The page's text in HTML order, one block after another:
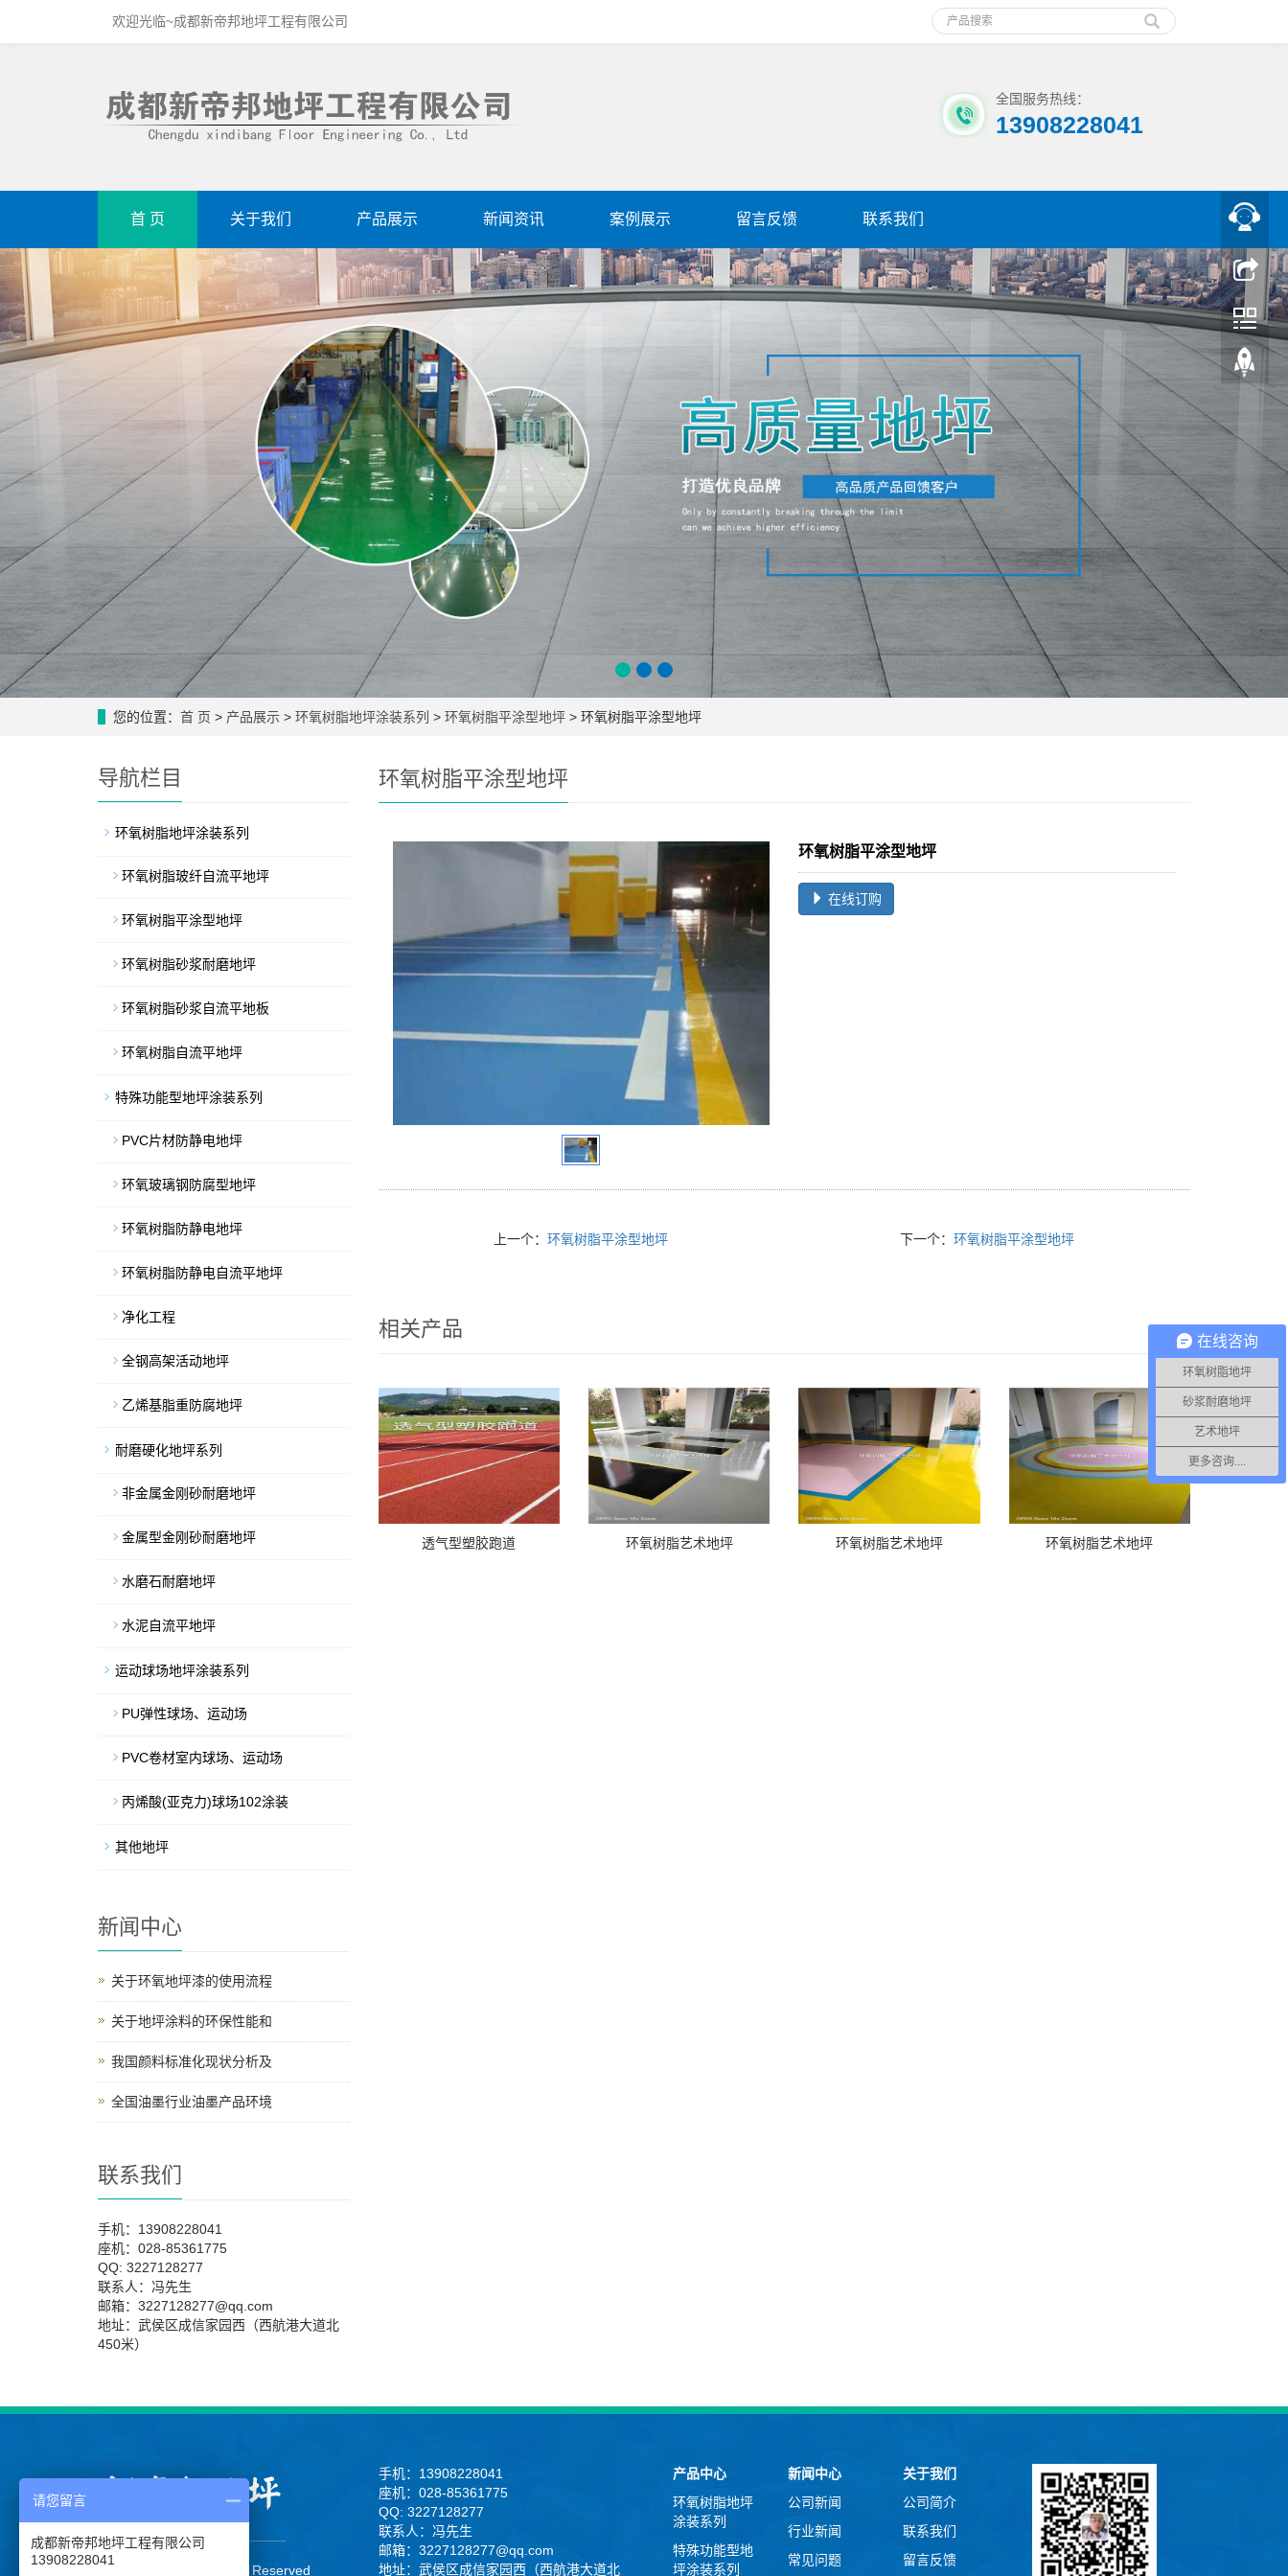
欢迎光临~成都新帝邦地坪工程有限公司
全国服务热线：
13908228041
首 页 关于我们 产品展示 新闻资讯 案例展示 留言反馈 联系我们
您的位置： 首 页 > 产品展示 > 环氧树脂地坪涂装系列 > 环氧树脂平涂型地坪 > 环氧树脂平涂型地坪
环氧树脂平涂型地坪
环氧树脂平涂型地坪
在线订购
上一个：环氧树脂平涂型地坪 下一个：环氧树脂平涂型地坪
相关产品
透气型塑胶跑道 环氧树脂艺术地坪 环氧树脂艺术地坪 环氧树脂艺术地坪
导航栏目
环氧树脂地坪涂装系列
环氧树脂玻纤自流平地坪
环氧树脂平涂型地坪
环氧树脂砂浆耐磨地坪
环氧树脂砂浆自流平地板
环氧树脂自流平地坪
特殊功能型地坪涂装系列
PVC片材防静电地坪
环氧玻璃钢防腐型地坪
环氧树脂防静电地坪
环氧树脂防静电自流平地坪
净化工程
全钢高架活动地坪
乙烯基脂重防腐地坪
耐磨硬化地坪系列
非金属金刚砂耐磨地坪
金属型金刚砂耐磨地坪
水磨石耐磨地坪
水泥自流平地坪
运动球场地坪涂装系列
PU弹性球场、运动场
PVC卷材室内球场、运动场
丙烯酸(亚克力)球场102涂装
其他地坪
新闻中心
关于环氧地坪漆的使用流程
关于地坪涂料的环保性能和
我国颜料标准化现状分析及
全国油墨行业油墨产品环境
联系我们
手机：13908228041
座机：028-85361775
QQ: 3227128277
联系人：冯先生
邮箱：3227128277@qq.com
地址：武侯区成信家园西（西航港大道北
450米）
CopyRight 2013 All Right Reserved
手机：13908228041
座机：028-85361775
QQ: 3227128277
联系人：冯先生
邮箱：3227128277@qq.com
地址：武侯区成信家园西（西航港大道北
产品中心
环氧树脂地坪
涂装系列
特殊功能型地
坪涂装系列
新闻中心
公司新闻
行业新闻
常见问题
关于我们
公司简介
联系我们
留言反馈
在线咨询
环氧树脂地坪
砂浆耐磨地坪
艺术地坪
更多咨询....
请您留言
成都新帝邦地坪工程有限公司
13908228041